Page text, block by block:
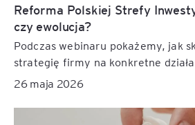
Reforma Polskiej Strefy
czy ewolucja?
Podczas webinaru pokażemy, jak
strategię firmy na konkretne
26 maja 2026